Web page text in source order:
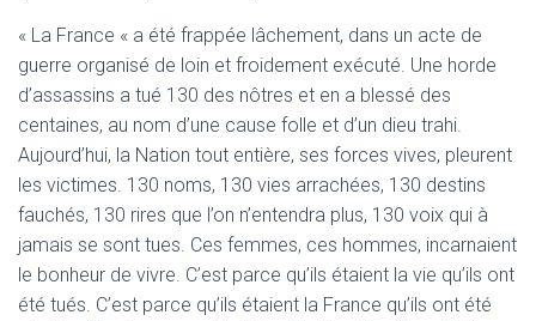
« La France « a été frappée lâchement, dans un acte de
guerre organisé de loin et froidement exécuté. Une horde
d’assassins a tué 130 des nôtres et en a blessé des
centaines, au nom d’une cause folle et d’un dieu trahi.
Aujourd’hui, la Nation tout entière, ses forces vives, pleurent
les victimes. 130 noms, 130 vies arrachées, 130 destins
fauchés, 130 rires que l’on n’entendra plus, 130 voix qui à
jamais se sont tues. Ces femmes, ces hommes, incarnaient
le bonheur de vivre. C’est parce qu’ils étaient la vie qu’ils ont
été tués. C’est parce qu’ils étaient la France qu’ils ont été